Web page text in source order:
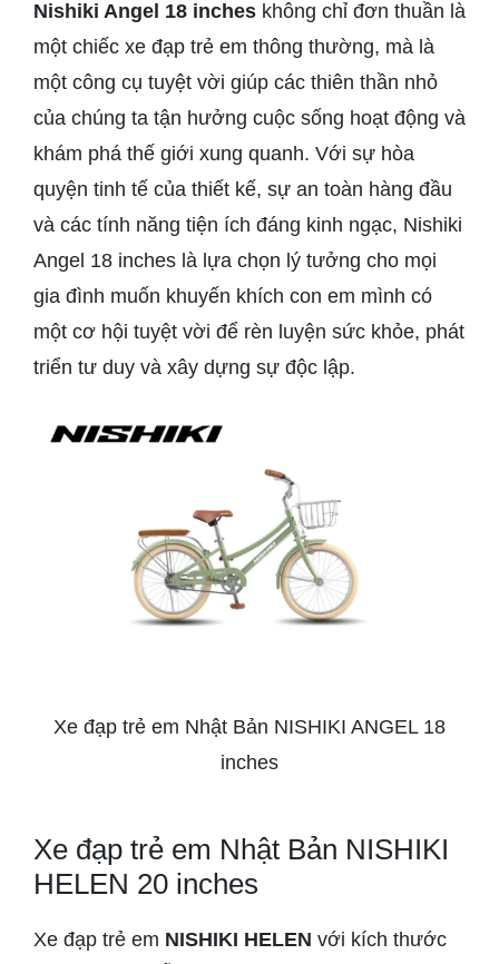
Nishiki Angel 18 inches không chỉ đơn thuần là
một chiếc xe đạp trẻ em thông thường, mà là
một công cụ tuyệt vời giúp các thiên thần nhỏ
của chúng ta tận hưởng cuộc sống hoạt động và
khám phá thế giới xung quanh. Với sự hòa
quyện tinh tế của thiết kế, sự an toàn hàng đầu
và các tính năng tiện ích đáng kinh ngạc, Nishiki
Angel 18 inches là lựa chọn lý tưởng cho mọi
gia đình muốn khuyến khích con em mình có
một cơ hội tuyệt vời để rèn luyện sức khỏe, phát
triển tư duy và xây dựng sự độc lập.
Xe đạp trẻ em Nhật Bản NISHIKI ANGEL 18
inches
Xe đạp trẻ em Nhật Bản NISHIKI
HELEN 20 inches
Xe đạp trẻ em NISHIKI HELEN với kích thước